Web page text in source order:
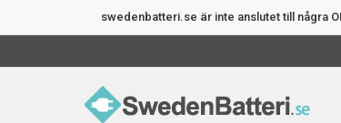
swedenbatteri.se är inte anslutet till några